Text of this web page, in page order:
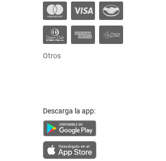
Otros
Descarga la app: